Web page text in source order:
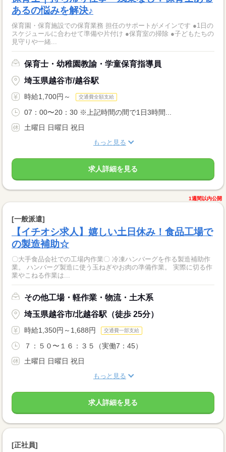
あるの悩みを解決♪
保育園・保育施設での保育業務 担任のサポートがメインです ●1日の
スケジュールに合わせて準備や片付け ●保育室の掃除 ●子どもたちの
見守りや一緒...
保育士・幼稚園教諭・学童保育指導員
埼玉県越谷市/越谷駅
時給1,700円～ 交通費全額支給
07：00〜20：30 ※上記時間の間で1日3時間...
土曜日 日曜日 祝日
もっと見る
求人詳細を見る
1週間以内公開
[一般派遣]
【イチオシ求人】嬉しい土日休み！食品工場で
の製造補助☆
〇大手食品会社での工場内作業〇 冷凍ハンバーグを作る製造補助作
業。 ハンバーグ製造に使う玉ねぎやお肉の準備作業。 実際に切る作
業やこねる作業は...
その他工場・軽作業・物流・土木系
埼玉県越谷市/北越谷駅（徒歩 25分）
時給1,350円～1,688円 交通費一部支給
７：５０〜１６：３５（実働7：45）
土曜日 日曜日 祝日
もっと見る
求人詳細を見る
[正社員]